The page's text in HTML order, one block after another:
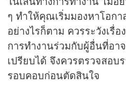
ๆ ทำให้คุณเริ่มมองหาโอก
อย่างไรก็ตาม ควรระวังเรื่
การทำงานร่วมกับผู้อื่นที่อา
เปรียบได้ จึงควรตรวจสอบ
รอบคอบก่อนตัดสินใจ